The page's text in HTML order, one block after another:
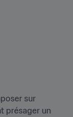
sur
présager un